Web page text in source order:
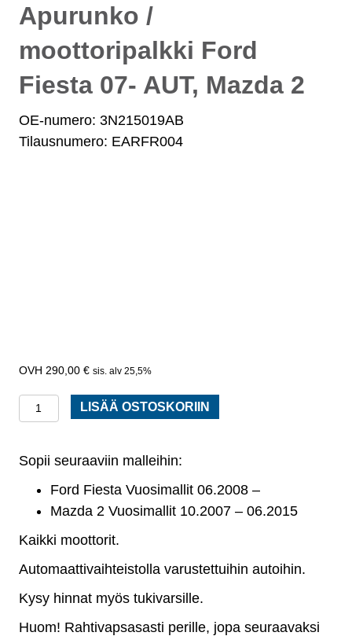
Apurunko /
moottoripalkki Ford
Fiesta 07- AUT, Mazda 2
OE-numero: 3N215019AB
Tilausnumero: EARFR004
290,00 € sis. alv 25,5%
Apurunko
/
Ford
Fiesta
07-
AUT,
2
määrä
LISÄÄ OSTOSKORIIN
Sopii seuraaviin malleihin:
Ford Fiesta Vuosimallit 06.2008 –
Mazda 2 Vuosimallit 10.2007 – 06.2015
Kaikki moottorit.
Automaattivaihteistolla varustettuihin autoihin.
Kysy hinnat myös tukivarsille.
Huom! Rahtivapsasasti perille, jopa seuraavaksi